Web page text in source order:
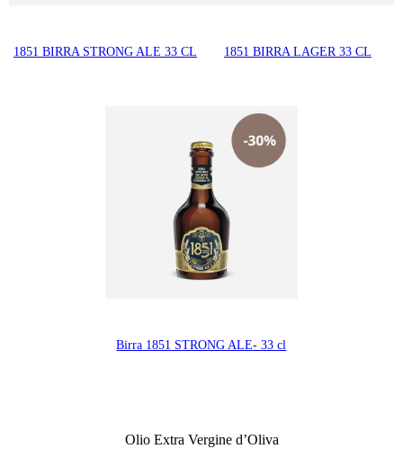
1851 BIRRA STRONG ALE 33 CL 1851 BIRRA LAGER 33 CL
Birra 1851 STRONG ALE- 33 cl
Olio Extra Vergine d’Oliva